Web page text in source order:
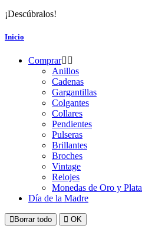
¡Descúbralos!
Inicio
Comprar
Anillos
Cadenas
Gargantillas
Colgantes
Collares
Pendientes
Pulseras
Brillantes
Broches
Vintage
Relojes
Monedas de Oro y Plata
Día de la Madre
Borrar todo OK